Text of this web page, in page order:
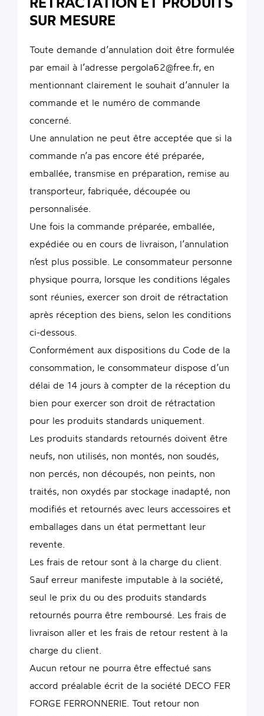
SUR MESURE
Toute demande d’annulation doit être formulée
par email à l’adresse pergola62@free.fr, en
mentionnant clairement le souhait d’annuler la
commande et le numéro de commande
concerné.
Une annulation ne peut être acceptée que si la
commande n’a pas encore été préparée,
emballée, transmise en préparation, remise au
transporteur, fabriquée, découpée ou
personnalisée.
Une fois la commande préparée, emballée,
expédiée ou en cours de livraison, l’annulation
n’est plus possible. Le consommateur personne
physique pourra, lorsque les conditions légales
sont réunies, exercer son droit de rétractation
après réception des biens, selon les conditions
ci-dessous.
Conformément aux dispositions du Code de la
consommation, le consommateur dispose d’un
délai de 14 jours à compter de la réception du
bien pour exercer son droit de rétractation
pour les produits standards uniquement.
Les produits standards retournés doivent être
neufs, non utilisés, non montés, non soudés,
non percés, non découpés, non peints, non
traités, non oxydés par stockage inadapté, non
modifiés et retournés avec leurs accessoires et
emballages dans un état permettant leur
revente.
Les frais de retour sont à la charge du client.
Sauf erreur manifeste imputable à la société,
seul le prix du ou des produits standards
retournés pourra être remboursé. Les frais de
livraison aller et les frais de retour restent à la
charge du client.
Aucun retour ne pourra être effectué sans
accord préalable écrit de la société DECO FER
FORGE FERRONNERIE. Tout retour non